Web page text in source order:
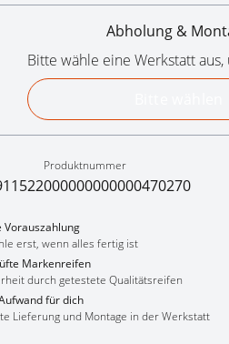
Abholung &
Bitte wähle eine Werkstatt
Produktnummer
000000000000470270
Vorauszahlung
erst, wenn alles fertig ist
Markenreifen
durch getestete Qualitätsreifen
für dich
Lieferung und Montage in der Werkstatt